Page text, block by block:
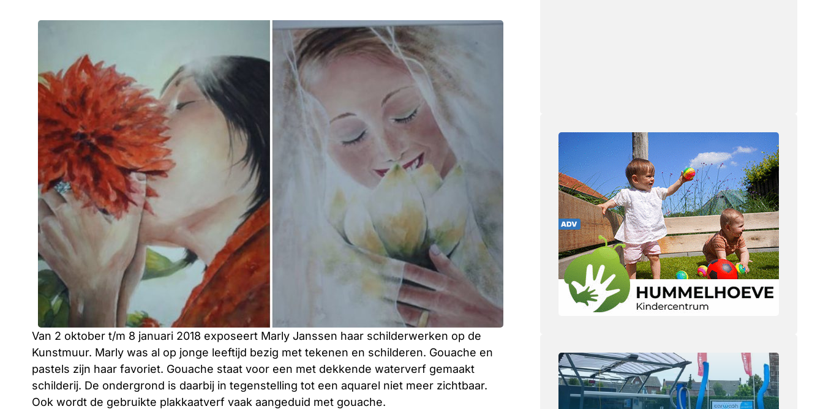
Van 2 oktober t/m 8 januari 2018 exposeert Marly Janssen haar schilderwerken op de
Kunstmuur. Marly was al op jonge leeftijd bezig met tekenen en schilderen. Gouache en
pastels zijn haar favoriet. Gouache staat voor een met dekkende waterverf gemaakt
schilderij. De ondergrond is daarbij in tegenstelling tot een aquarel niet meer zichtbaar.
Ook wordt de gebruikte plakkaatverf vaak aangeduid met gouache.